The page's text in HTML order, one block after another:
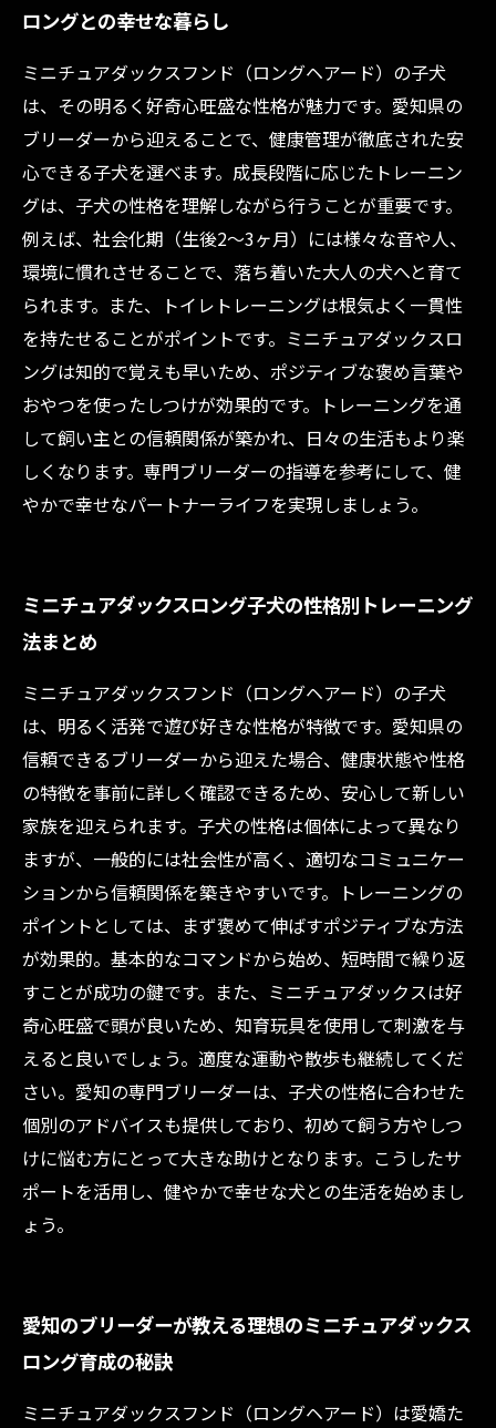
ロングとの幸せな暮らし
ミニチュアダックスフンド（ロングヘアード）の子犬
は、その明るく好奇心旺盛な性格が魅力です。愛知県の
ブリーダーから迎えることで、健康管理が徹底された安
心できる子犬を選べます。成長段階に応じたトレーニン
グは、子犬の性格を理解しながら行うことが重要です。
例えば、社会化期（生後2～3ヶ月）には様々な音や人、
環境に慣れさせることで、落ち着いた大人の犬へと育て
られます。また、トイレトレーニングは根気よく一貫性
を持たせることがポイントです。ミニチュアダックスロ
ングは知的で覚えも早いため、ポジティブな褒め言葉や
おやつを使ったしつけが効果的です。トレーニングを通
して飼い主との信頼関係が築かれ、日々の生活もより楽
しくなります。専門ブリーダーの指導を参考にして、健
やかで幸せなパートナーライフを実現しましょう。
ミニチュアダックスロング子犬の性格別トレーニング
法まとめ
ミニチュアダックスフンド（ロングヘアード）の子犬
は、明るく活発で遊び好きな性格が特徴です。愛知県の
信頼できるブリーダーから迎えた場合、健康状態や性格
の特徴を事前に詳しく確認できるため、安心して新しい
家族を迎えられます。子犬の性格は個体によって異なり
ますが、一般的には社会性が高く、適切なコミュニケー
ションから信頼関係を築きやすいです。トレーニングの
ポイントとしては、まず褒めて伸ばすポジティブな方法
が効果的。基本的なコマンドから始め、短時間で繰り返
すことが成功の鍵です。また、ミニチュアダックスは好
奇心旺盛で頭が良いため、知育玩具を使用して刺激を与
えると良いでしょう。適度な運動や散歩も継続してくだ
さい。愛知の専門ブリーダーは、子犬の性格に合わせた
個別のアドバイスも提供しており、初めて飼う方やしつ
けに悩む方にとって大きな助けとなります。こうしたサ
ポートを活用し、健やかで幸せな犬との生活を始めまし
ょう。
愛知のブリーダーが教える理想のミニチュアダックス
ロング育成の秘訣
ミニチュアダックスフンド（ロングヘアード）は愛嬌た